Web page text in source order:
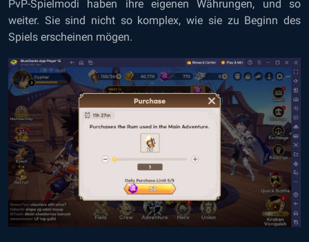
PvP-Spielmodi haben ihre eigenen Währungen, und so
weiter. Sie sind nicht so komplex, wie sie zu Beginn des
Spiels erscheinen mögen.